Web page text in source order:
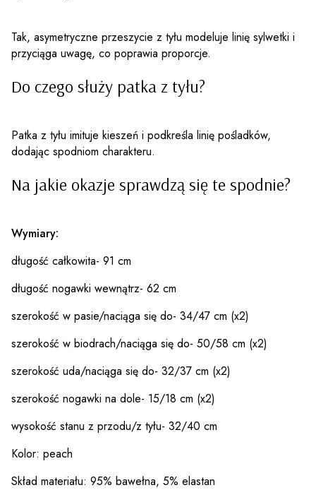
Tak, asymetryczne przeszycie z tyłu modeluje linię sylwetki i
przyciąga uwagę, co poprawia proporcje.
Do czego służy patka z tyłu?
Patka z tyłu imituje kieszeń i podkreśla linię pośladków,
dodając spodniom charakteru.
Na jakie okazje sprawdzą się te spodnie?
Wymiary:
długość całkowita- 91 cm
długość nogawki wewnątrz- 62 cm
szerokość w pasie/naciąga się do- 34/47 cm (x2)
szerokość w biodrach/naciąga się do- 50/58 cm (x2)
szerokość uda/naciąga się do- 32/37 cm (x2)
szerokość nogawki na dole- 15/18 cm (x2)
wysokość stanu z przodu/z tyłu- 32/40 cm
Kolor: peach
Skład materiału: 95% bawełna, 5% elastan